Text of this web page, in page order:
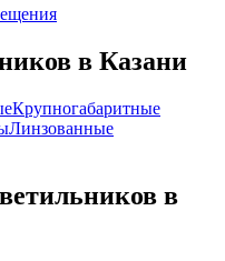
в Казани
Крупногабаритные
Линзованные
в